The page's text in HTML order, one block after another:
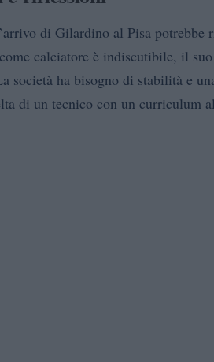
di Gilardino al Pisa potrebbe
calciatore è indiscutibile, il
società ha bisogno di stabilità e
di un tecnico con un curriculum